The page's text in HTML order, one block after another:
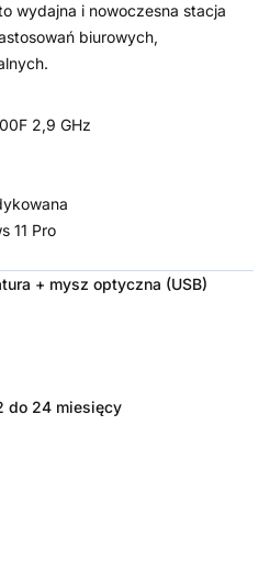
wydajna i nowoczesna stacja
biurowych,
2,9 GHz
11 Pro
+ mysz optyczna (USB)
do 24 miesięcy